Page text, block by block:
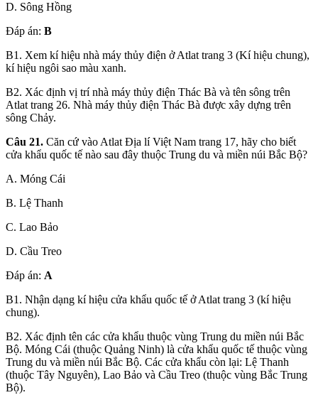
D. Sông Hồng
Đáp án: B
B1. Xem kí hiệu nhà máy thủy điện ở Atlat trang 3 (Kí hiệu chung),
kí hiệu ngôi sao màu xanh.
B2. Xác định vị trí nhà máy thủy điện Thác Bà và tên sông trên
Atlat trang 26. Nhà máy thủy điện Thác Bà được xây dựng trên
sông Chảy.
Câu 21. Căn cứ vào Atlat Địa lí Việt Nam trang 17, hãy cho biết
cửa khẩu quốc tế nào sau đây thuộc Trung du và miền núi Bắc Bộ?
A. Móng Cái
B. Lệ Thanh
C. Lao Bảo
D. Cầu Treo
Đáp án: A
B1. Nhận dạng kí hiệu cửa khẩu quốc tế ở Atlat trang 3 (kí hiệu
chung).
B2. Xác định tên các cửa khẩu thuộc vùng Trung du miền núi Bắc
Bộ. Móng Cái (thuộc Quảng Ninh) là cửa khẩu quốc tế thuộc vùng
Trung du và miền núi Bắc Bộ. Các cửa khẩu còn lại: Lệ Thanh
(thuộc Tây Nguyên), Lao Bảo và Cầu Treo (thuộc vùng Bắc Trung
Bộ).